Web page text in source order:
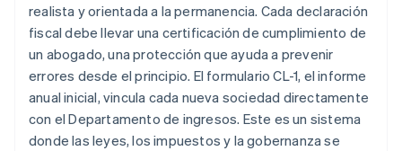
Regístrate localmente y cumple con la normativa
Declaración automática de la elección de
impuestos 83(b)
Documentos legales de empresas de primer nivel
Un año gratis de Stripe Payments, más $50,000 en
créditos y descuentos para socios
realista y orientada a la permanencia. Cada declaración
fiscal debe llevar una certificación de cumplimiento de
un abogado, una protección que ayuda a prevenir
errores desde el principio. El formulario CL-1, el informe
anual inicial, vincula cada nueva sociedad directamente
con el Departamento de ingresos. Este es un sistema
donde las leyes, los impuestos y la gobernanza se